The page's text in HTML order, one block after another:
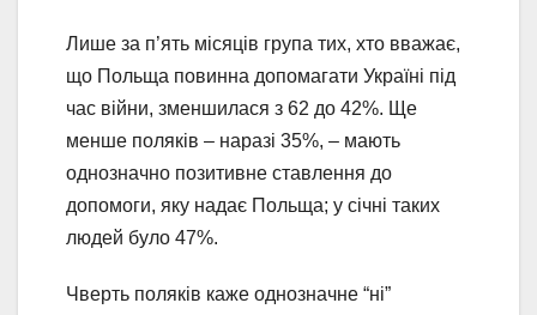
Лише за п’ять місяців група тих, хто вважає,
що Польща повинна допомагати Україні під
час війни, зменшилася з 62 до 42%. Ще
менше поляків – наразі 35%, – мають
однозначно позитивне ставлення до
допомоги, яку надає Польща; у січні таких
людей було 47%.
Чверть поляків каже однозначне “ні”